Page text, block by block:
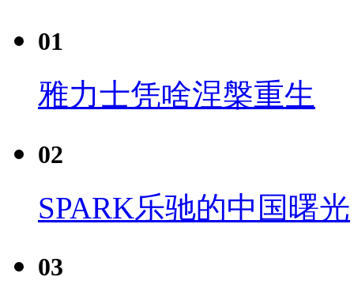
01
雅力士凭啥涅槃重生
02
SPARK乐驰的中国曙光
03